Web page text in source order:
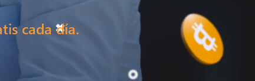
cada día.